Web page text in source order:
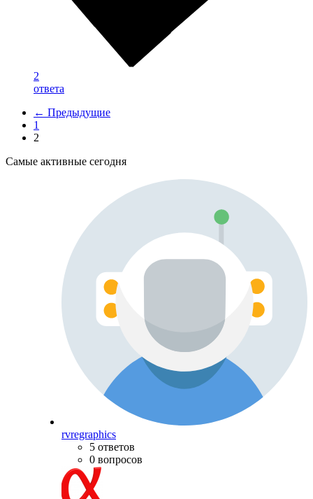
2
ответа
← Предыдущие
1
2
Самые активные сегодня
rvregraphics
5 ответов
0 вопросов